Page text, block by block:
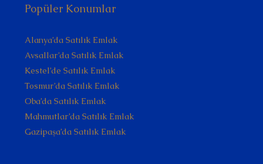
Popüler Konumlar
Alanya’da Satılık Emlak
Avsallar’da Satılık Emlak
Kestel’de Satılık Emlak
Tosmur’da Satılık Emlak
Oba’da Satılık Emlak
Mahmutlar’da Satılık Emlak
Gazipaşa’da Satılık Emlak